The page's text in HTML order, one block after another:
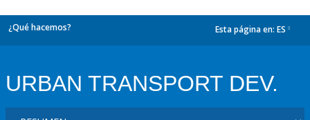
¿Qué hacemos? Esta página en: ES
URBAN TRANSPORT DEV.